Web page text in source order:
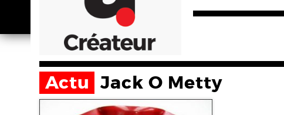
Actu Jack O Metty